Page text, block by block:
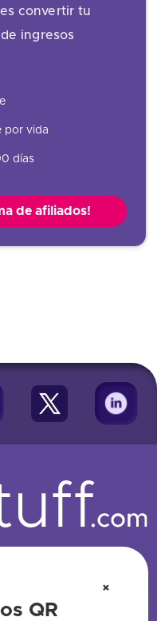
convertir tu
ingresos
por vida
días
de afiliados!
— sin registro
×
QR